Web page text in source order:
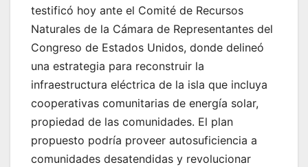
testificó hoy ante el Comité de Recursos
Naturales de la Cámara de Representantes del
Congreso de Estados Unidos, donde delineó
una estrategia para reconstruir la
infraestructura eléctrica de la isla que incluya
cooperativas comunitarias de energía solar,
propiedad de las comunidades. El plan
propuesto podría proveer autosuficiencia a
comunidades desatendidas y revolucionar